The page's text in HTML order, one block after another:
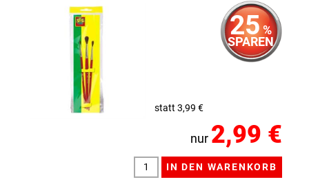
25 %
SPAREN
statt 3,99 €
nur 2,99 €